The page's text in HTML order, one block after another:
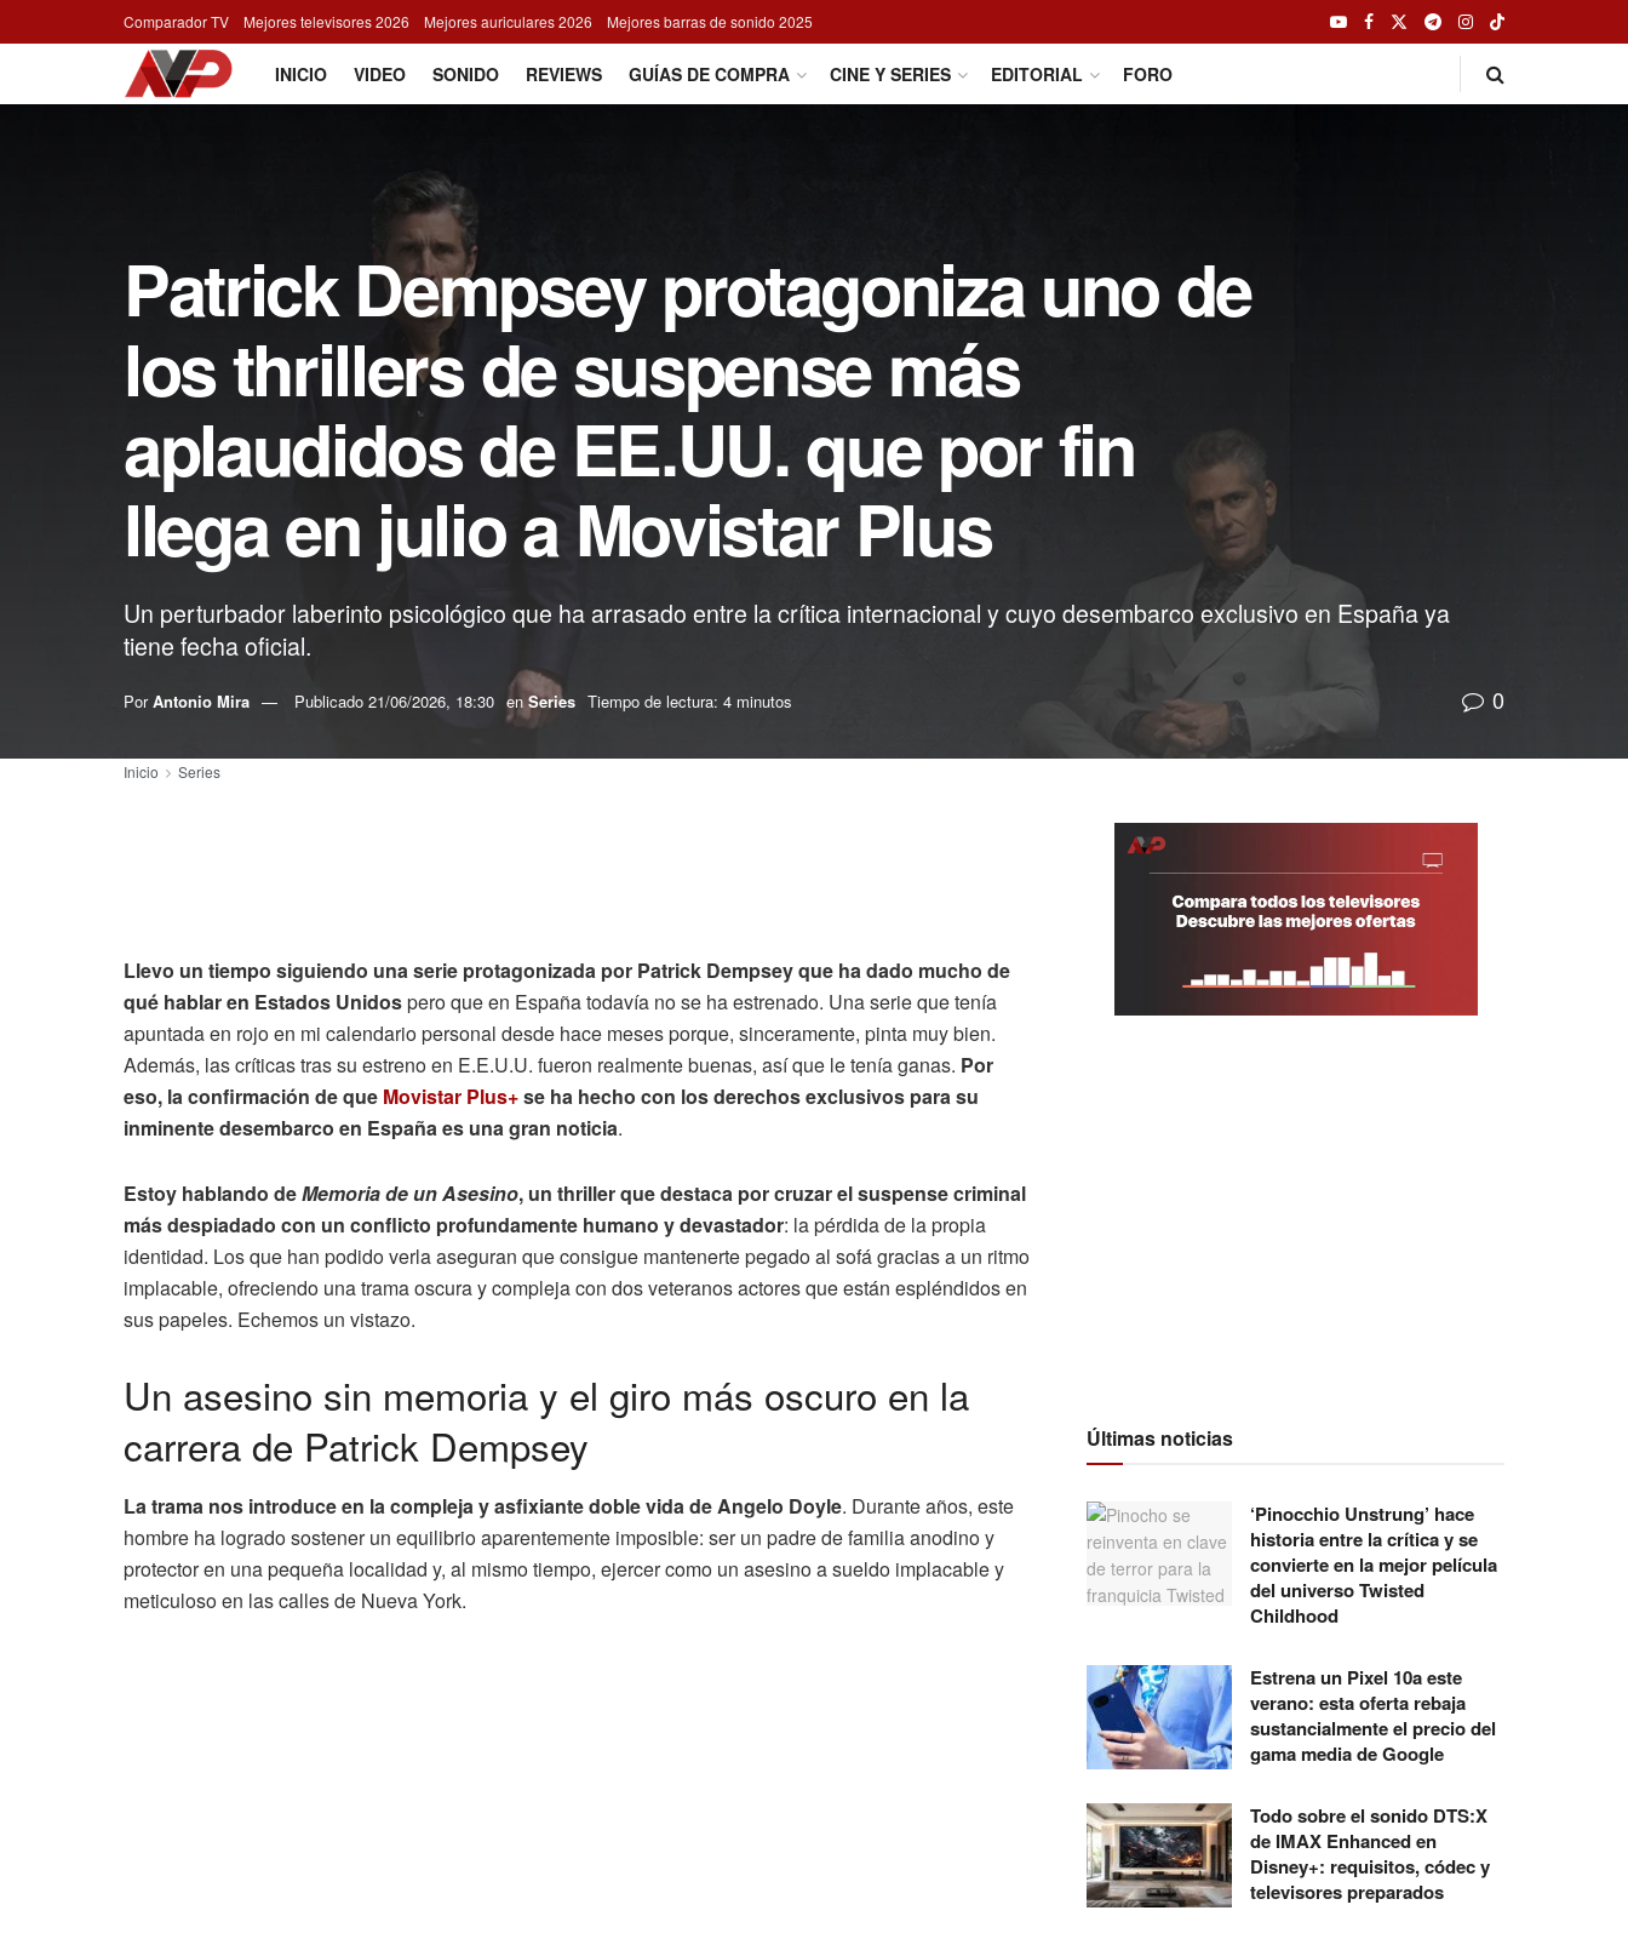
Comparador TV Mejores televisores 2026 Mejores auriculares 2026 Mejores barras de sonido 2025
INICIO VIDEO SONIDO REVIEWS GUÍAS DE COMPRA CINE Y SERIES EDITORIAL FORO
Patrick Dempsey protagoniza uno de
los thrillers de suspense más
aplaudidos de EE.UU. que por fin
llega en julio a Movistar Plus
Un perturbador laberinto psicológico que ha arrasado entre la crítica internacional y cuyo desembarco exclusivo en España ya
tiene fecha oficial.
Por Antonio Mira Publicado 21/06/2026, 18:30 en Series Tiempo de lectura: 4 minutos 0
Inicio Series
Llevo un tiempo siguiendo una serie protagonizada por Patrick Dempsey que ha dado mucho de
qué hablar en Estados Unidospero que en España todavía no se ha estrenado. Una serie que tenía
apuntada en rojo en mi calendario personal desde hace meses porque, sinceramente, pinta muy bien.
Además, las críticas tras su estreno en E.E.U.U. fueron realmente buenas, así que le tenía ganas. Por
eso, la confirmación de que Movistar Plus+se ha hecho con los derechos exclusivos para su
inminente desembarco en España es una gran noticia.
Estoy hablando deMemoria de un Asesino, un thriller que destaca por cruzar el suspense criminal
más despiadado con un conflicto profundamente humano y devastador: la pérdida de la propia
identidad. Los que han podido verla aseguran que consigue mantenerte pegado al sofá gracias a un ritmo
implacable, ofreciendo una trama oscura y compleja con dos veteranos actores que están espléndidos en
sus papeles. Echemos un vistazo.
Un asesino sin memoria y el giro más oscuro en la
carrera de Patrick Dempsey
La trama nos introduce en la compleja y asfixiante doble vida de Angelo Doyle. Durante años, este
hombre ha logrado sostener un equilibrio aparentemente imposible: ser un padre de familia anodino y
protector en una pequeña localidad y, al mismo tiempo, ejercer como un asesino a sueldo implacable y
meticuloso en las calles de Nueva York.
Últimas noticias
‘Pinocchio Unstrung’ hace
historia entre la crítica y se
convierte en la mejor película
del universo Twisted
Childhood
Estrena un Pixel 10a este
verano: esta oferta rebaja
sustancialmente el precio del
gama media de Google
Todo sobre el sonido DTS:X
de IMAX Enhanced en
Disney+: requisitos, códec y
televisores preparados